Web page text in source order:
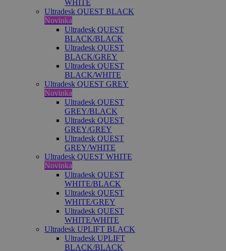
WHITE
Ultradesk QUEST BLACK
Novinka
Ultradesk QUEST
BLACK/BLACK
Ultradesk QUEST
BLACK/GREY
Ultradesk QUEST
BLACK/WHITE
Ultradesk QUEST GREY
Novinka
Ultradesk QUEST
GREY/BLACK
Ultradesk QUEST
GREY/GREY
Ultradesk QUEST
GREY/WHITE
Ultradesk QUEST WHITE
Novinka
Ultradesk QUEST
WHITE/BLACK
Ultradesk QUEST
WHITE/GREY
Ultradesk QUEST
WHITE/WHITE
Ultradesk UPLIFT BLACK
Ultradesk UPLIFT
BLACK/BLACK